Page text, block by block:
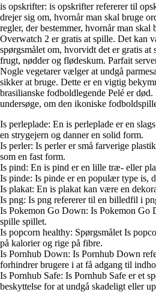
is opskrifter: is opskrifter refererer til
drejer sig om, hvornår man skal bruge
regler, der bestemmer, hvornår man
Overwatch 2 er gratis at spille. Det kan
spørgsmålet om, hvorvidt det er gratis
frugt, nødder og flødeskum. Parfait
Nogle vegetarer vælger at undgå
sikker at bruge. Dette er en vigtig
brasilianske fodboldlegende Pelé er
undersøge, om den ikoniske
Is perleplade: En is perleplade er en
en strygejern og danner en solid form.
Is perler: Is perler er små farverige
som en fast form.
Is pind: En is pind er en lille træ- eller
Is pinde: Is pinde er en populær type is,
Is plakat: En is plakat kan være en
Is png: Is png refererer til en billedfil i
Is Pokemon Go Down: Is Pokemon Go
spille spillet.
Is popcorn healthy: Spørgsmålet Is
på kalorier og rige på fibre.
Is Pornhub Down: Is Pornhub Down
forhindrer brugere i at få adgang til
Is Pornhub Safe: Is Pornhub Safe er et
beskyttelse for at undgå skadeligt eller